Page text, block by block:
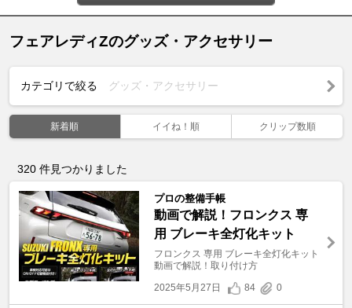
フェアレディZのグッズ・アクセサリー
カテゴリで絞る グッズ・アクセサリー
新着順 イイね！順 クリップ数順
320 件見つかりました
プロの整備手帳
動画で解説！フロンクス 専
用 ブレーキ全灯化キット
フロンクス 専用 ブレーキ全灯化キット
動画で解説！取り付け方
2025年5月27日
84 0